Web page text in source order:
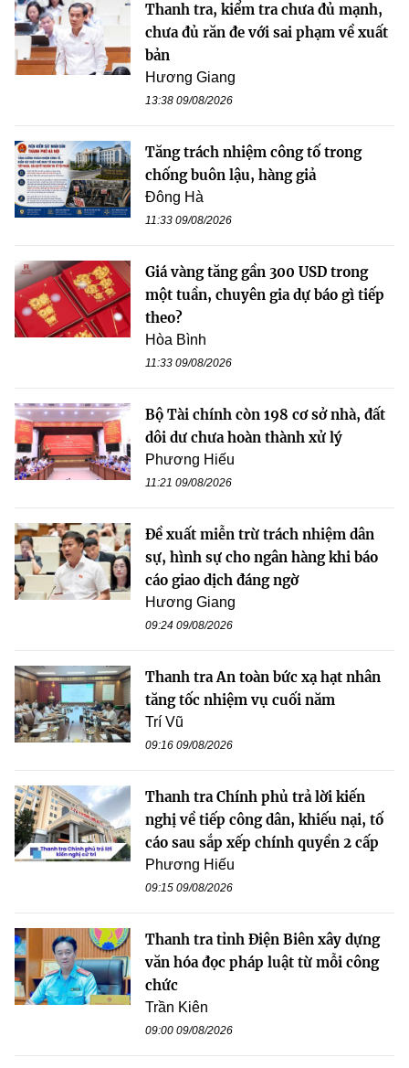
Thanh tra, kiểm tra chưa đủ mạnh,
chưa đủ răn đe với sai phạm về xuất
bản
Hương Giang
13:38 09/08/2026
Tăng trách nhiệm công tố trong
chống buôn lậu, hàng giả
Đông Hà
11:33 09/08/2026
Giá vàng tăng gần 300 USD trong
một tuần, chuyên gia dự báo gì tiếp
theo?
Hòa Bình
11:33 09/08/2026
Bộ Tài chính còn 198 cơ sở nhà, đất
dôi dư chưa hoàn thành xử lý
Phương Hiếu
11:21 09/08/2026
Đề xuất miễn trừ trách nhiệm dân
sự, hình sự cho ngân hàng khi báo
cáo giao dịch đáng ngờ
Hương Giang
09:24 09/08/2026
Thanh tra An toàn bức xạ hạt nhân
tăng tốc nhiệm vụ cuối năm
Trí Vũ
09:16 09/08/2026
Thanh tra Chính phủ trả lời kiến
nghị về tiếp công dân, khiếu nại, tố
cáo sau sắp xếp chính quyền 2 cấp
Phương Hiếu
09:15 09/08/2026
Thanh tra tỉnh Điện Biên xây dựng
văn hóa đọc pháp luật từ mỗi công
chức
Trần Kiên
09:00 09/08/2026